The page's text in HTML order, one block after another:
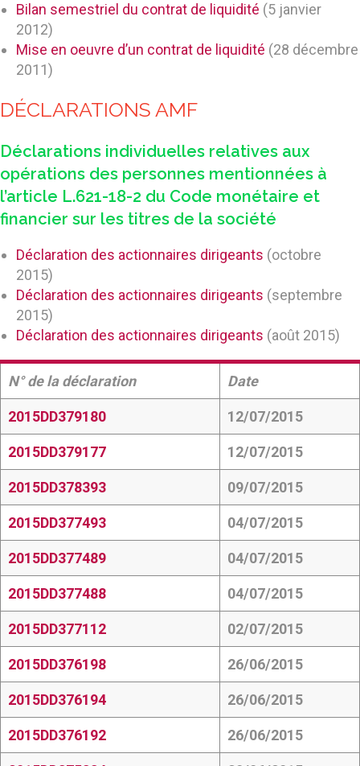
Bilan semestriel du contrat de liquidité (5 janvier
2012)
Mise en oeuvre d’un contrat de liquidité (28 décembre
2011)
DÉCLARATIONS AMF
Déclarations individuelles relatives aux
opérations des personnes mentionnées à
l’article L.621-18-2 du Code monétaire et
financier sur les titres de la société
Déclaration des actionnaires dirigeants (octobre
2015)
Déclaration des actionnaires dirigeants (septembre
2015)
Déclaration des actionnaires dirigeants (août 2015)
N° de la déclaration Date
2015DD379180 12/07/2015
2015DD379177 12/07/2015
2015DD378393 09/07/2015
2015DD377493 04/07/2015
2015DD377489 04/07/2015
2015DD377488 04/07/2015
2015DD377112 02/07/2015
2015DD376198 26/06/2015
2015DD376194 26/06/2015
2015DD376192 26/06/2015